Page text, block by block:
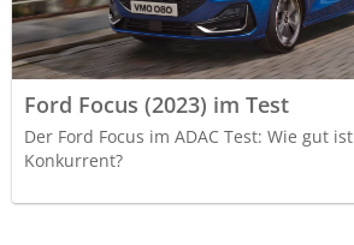
Ford Focus (2023) im Test
Der Ford Focus im ADAC Test: Wie gut
Konkurrent?